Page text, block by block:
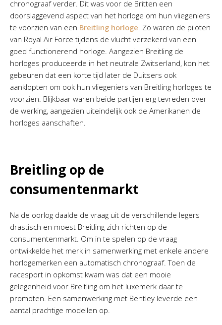
chronograaf verder. Dit was voor de Britten een
doorslaggevend aspect van het horloge om hun vliegeniers
te voorzien van een Breitling horloge. Zo waren de piloten
van Royal Air Force tijdens de vlucht verzekerd van een
goed functionerend horloge. Aangezien Breitling de
horloges produceerde in het neutrale Zwitserland, kon het
gebeuren dat een korte tijd later de Duitsers ook
aanklopten om ook hun vliegeniers van Breitling horloges te
voorzien. Blijkbaar waren beide partijen erg tevreden over
de werking, aangezien uiteindelijk ook de Amerikanen de
horloges aanschaften.
Breitling op de
consumentenmarkt
Na de oorlog daalde de vraag uit de verschillende legers
drastisch en moest Breitling zich richten op de
consumentenmarkt. Om in te spelen op de vraag
ontwikkelde het merk in samenwerking met enkele andere
horlogemerken een automatisch chronograaf. Toen de
racesport in opkomst kwam was dat een mooie
gelegenheid voor Breitling om het luxemerk daar te
promoten. Een samenwerking met Bentley leverde een
aantal prachtige modellen op.